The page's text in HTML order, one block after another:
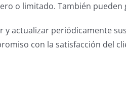
o limitado. También
y actualizar periódicamente
con la satisfacción del